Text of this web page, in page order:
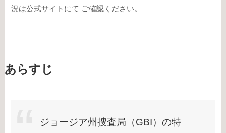
況は公式サイトにて ご確認ください。
あらすじ
ジョージア州捜査局（GBI）の特